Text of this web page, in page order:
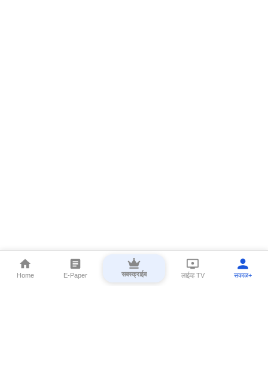
Home E-Paper सबस्क्राईब लाईव्ह TV सकाळ+